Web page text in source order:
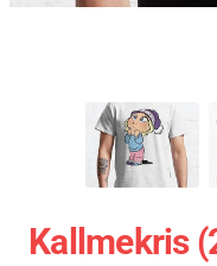
Kallmekris